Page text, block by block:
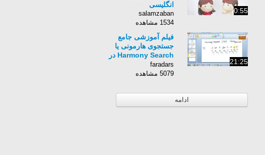
0:55
انگلیسی
salamzaban
1534 مشاهده
21:25
فیلم آموزشی جامع
جستجوی هارمونی یا
Harmony Search در
متلب (بخش یکم)
faradars
5079 مشاهده
ادامه